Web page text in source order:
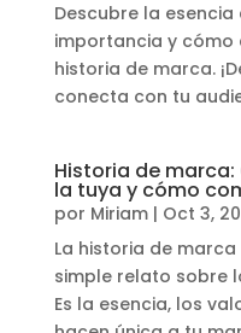
Descubre la
importancia y
historia de marca.
conecta con tu
Historia de
la tuya y cómo
por Miriam| Oct 3,
La historia de
simple relato sobre
Es la esencia, los